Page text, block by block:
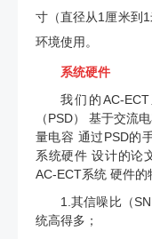
寸（直径从1厘米到
环境使用。
系统硬件
我们的AC-
（PSD） 基于交流
量电容 通过PSD的
系统硬件 设计的论
AC-ECT系统 硬件的
1.其信噪比（
统高得多；